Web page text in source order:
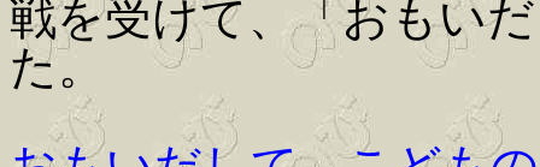
戦を受けて、「おもい
た。